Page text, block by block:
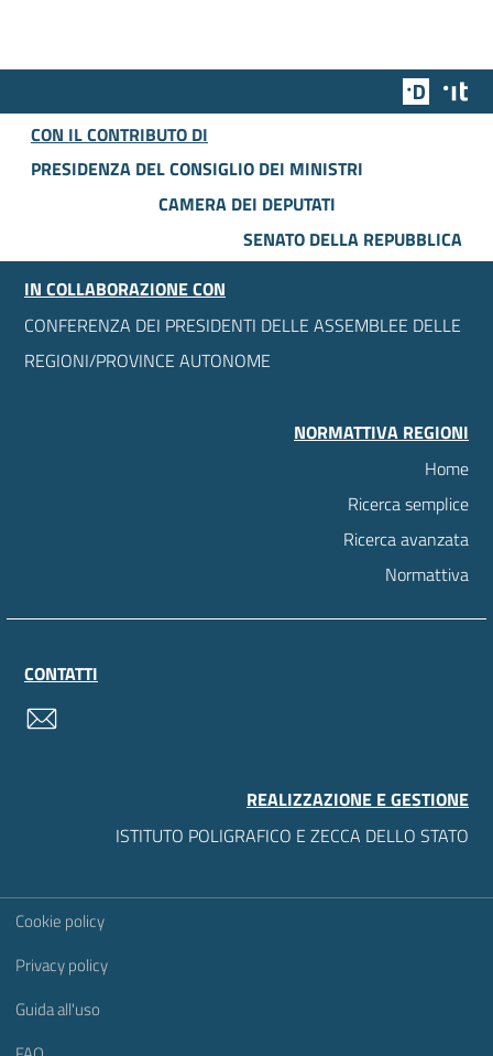
Team
CON IL CONTRIBUTO DI
PRESIDENZA DEL CONSIGLIO DEI MINISTRI
CAMERA DEI DEPUTATI
SENATO DELLA REPUBBLICA
IN COLLABORAZIONE CON
CONFERENZA DEI PRESIDENTI DELLE ASSEMBLEE DELLE
REGIONI/PROVINCE AUTONOME
NORMATTIVA REGIONI
Home
Ricerca semplice
Ricerca avanzata
Normattiva
CONTATTI
REALIZZAZIONE E GESTIONE
ISTITUTO POLIGRAFICO E ZECCA DELLO STATO
Sezione Link Utili
Cookie policy
Privacy policy
Guida all'uso